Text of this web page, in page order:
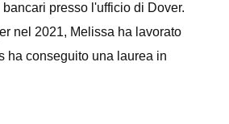
presso l'ufficio di Dover.
nel 2021, Melissa ha lavorato
ha conseguito una laurea in